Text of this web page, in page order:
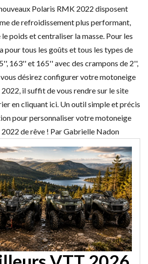
Polaris RMK 2022 disposent
de refroidissement plus performant,
poids et centraliser la masse. Pour les
pour tous les goûts et tous les types de
163'' et 165'' avec des crampons de 2'',
vous désirez configurer votre motoneige
2022, il suffit de vous rendre sur le site
en cliquant ici. Un outil simple et précis
pour personnaliser votre motoneige
de rêve ! Par Gabrielle Nadon